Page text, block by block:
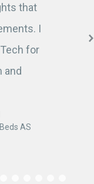
that
I
for
and
AS